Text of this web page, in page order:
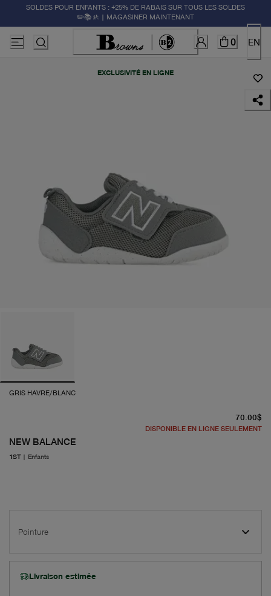
SOLDES POUR ENFANTS : +25% DE RABAIS SUR TOUS LES SOLDES
✏️📚🚸 | MAGASINER MAINTENANT
0 EN
EXCLUSIVITÉ EN LIGNE
GRIS HAVRE/BLANC
NEW BALANCE
1ST| Enfants
70.00$
DISPONIBLE EN LIGNE SEULEMENT
Pointure
Livraison estimée